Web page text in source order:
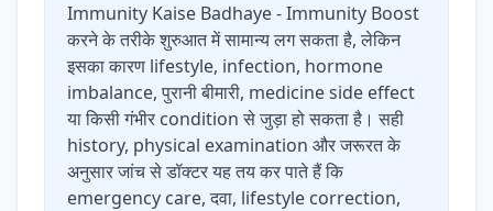
Immunity Kaise Badhaye - Immunity Boost
करने के तरीके शुरुआत में सामान्य लग सकता है, लेकिन
इसका कारण lifestyle, infection, hormone
imbalance, पुरानी बीमारी, medicine side effect
या किसी गंभीर condition से जुड़ा हो सकता है। सही
history, physical examination और जरूरत के
अनुसार जांच से डॉक्टर यह तय कर पाते हैं कि
emergency care, दवा, lifestyle correction,